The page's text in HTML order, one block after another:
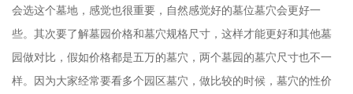
会选这个墓地，感觉也很重要，自然感觉好的墓位墓穴会更好一
些。其次要了解墓园价格和墓穴规格尺寸，这样才能更好和其他墓
园做对比，假如价格都是五万的墓穴，两个墓园的墓穴尺寸也不一
样。因为大家经常要看多个园区墓穴，做比较的时候，墓穴的性价